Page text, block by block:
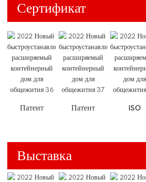
Сертификат
Патент Патент ISO
Выставка